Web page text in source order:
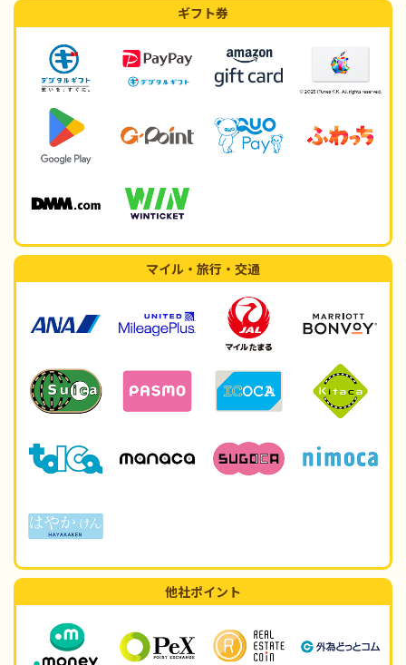
ギフト券
マイル・旅行・交通
他社ポイント